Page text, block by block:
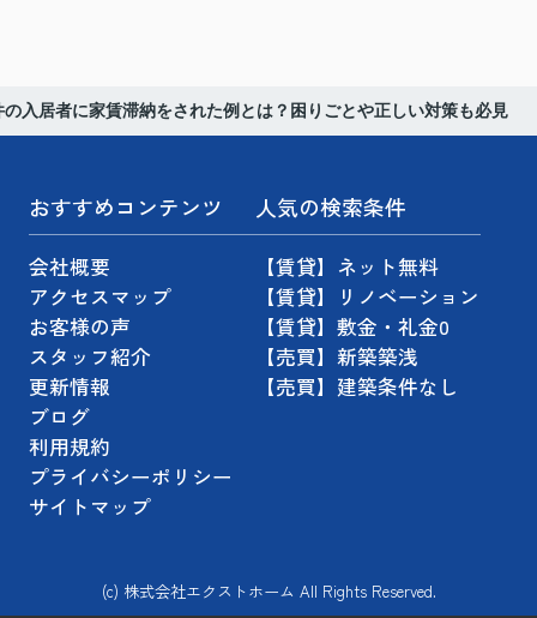
の入居者に家賃滞納をされた例とは？困りごとや正しい対策も必見
おすすめコンテンツ
会社概要
アクセスマップ
お客様の声
スタッフ紹介
更新情報
ブログ
利用規約
プライバシーポリシー
サイトマップ
人気の検索条件
【賃貸】ネット無料
【賃貸】リノベーション
【賃貸】敷金・礼金0
【売買】新築築浅
【売買】建築条件なし
(c) 株式会社エクストホーム All Rights Reserved.